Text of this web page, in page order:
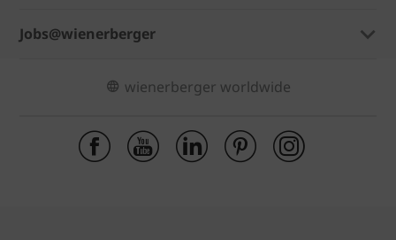
Jobs@wienerberger
wienerberger worldwide